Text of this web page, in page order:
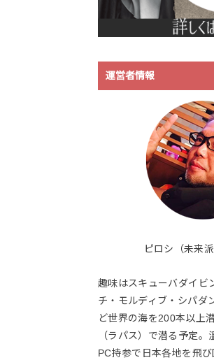
運営者情報
ピロシ（未来
趣味はスキューバダイビ
チ・モルディブ・シパダ
ど世界の海を200本以上
（ラパス）で潜る予定
PC持参で日本各地を飛